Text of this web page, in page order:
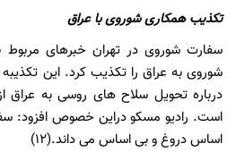
تکذیب همکاری شوروی با عراق
سفارت شوروی در تهران خبرهای
شوروی به عراق را تکذیب کرد. این
است. رادیو مسکو دراین خصوص افزود:
اساس دروغ و بی اساس می داند.(12)